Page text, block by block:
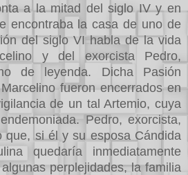
a la mitad del siglo IV y en
encontraba la casa de uno de
del siglo VI habla de la vida
y del exorcista Pedro,
de leyenda. Dicha Pasión
fueron encerrados en
de un tal Artemio, cuya
Pedro, exorcista,
que, si él y su esposa Cándida
quedaría inmediatamente
perplejidades, la familia